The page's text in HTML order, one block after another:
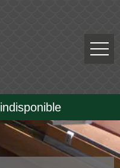
indisponible